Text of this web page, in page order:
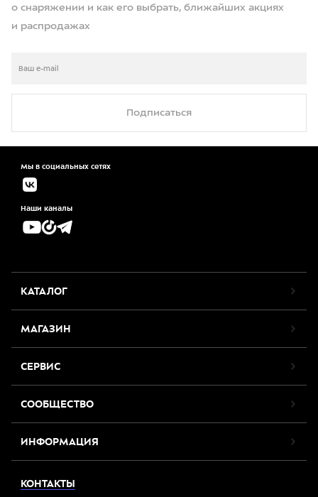
о снаряжении и как его выбрать, ближайших акциях
и распродажах
Подписаться
Мы в социальных сетях
Наши каналы
КАТАЛОГ
МАГАЗИН
СЕРВИС
СООБЩЕСТВО
ИНФОРМАЦИЯ
КОНТАКТЫ